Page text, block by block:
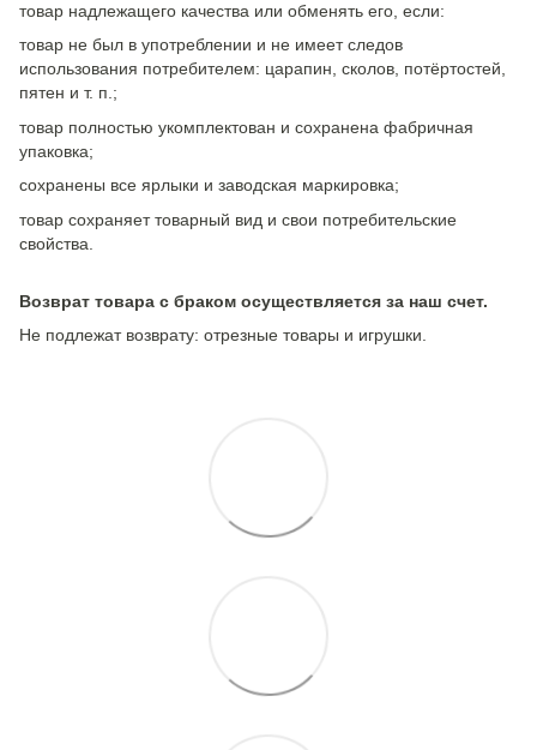
товар надлежащего качества или обменять его, если:
товар не был в употреблении и не имеет следов
использования потребителем: царапин, сколов, потёртостей,
пятен и т. п.;
товар полностью укомплектован и сохранена фабричная
упаковка;
сохранены все ярлыки и заводская маркировка;
товар сохраняет товарный вид и свои потребительские
свойства.
Возврат товара с браком осуществляется за наш счет.
Не подлежат возврату: отрезные товары и игрушки.